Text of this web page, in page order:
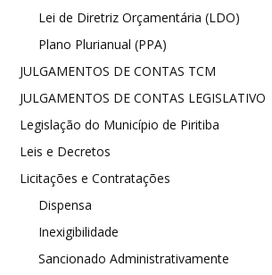
Lei de Diretriz Orçamentária (LDO)
Plano Plurianual (PPA)
JULGAMENTOS DE CONTAS TCM
JULGAMENTOS DE CONTAS LEGISLATIVO
Legislação do Município de Piritiba
Leis e Decretos
Licitações e Contratações
Dispensa
Inexigibilidade
Sancionado Administrativamente